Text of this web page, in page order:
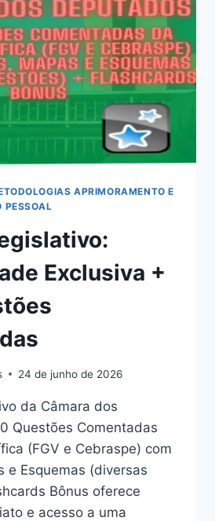
APRIMORAMENTO E
PESSOAL
Exclusiva +
24 de junho de 2026
da Câmara dos
Questões Comentadas
(FGV e Cebraspe) com
e Esquemas (diversas
Bônus oferece
e acesso a uma